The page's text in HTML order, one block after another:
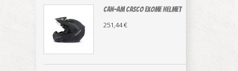
CAN-AM CASCO EXOME HELMET
251,44 €